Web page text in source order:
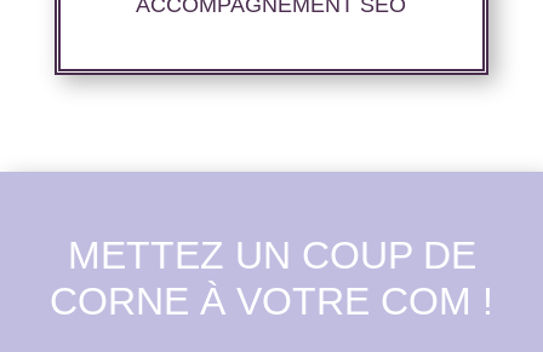
ACCOMPAGNEMENT SEO
METTEZ UN COUP DE
CORNE À VOTRE COM !